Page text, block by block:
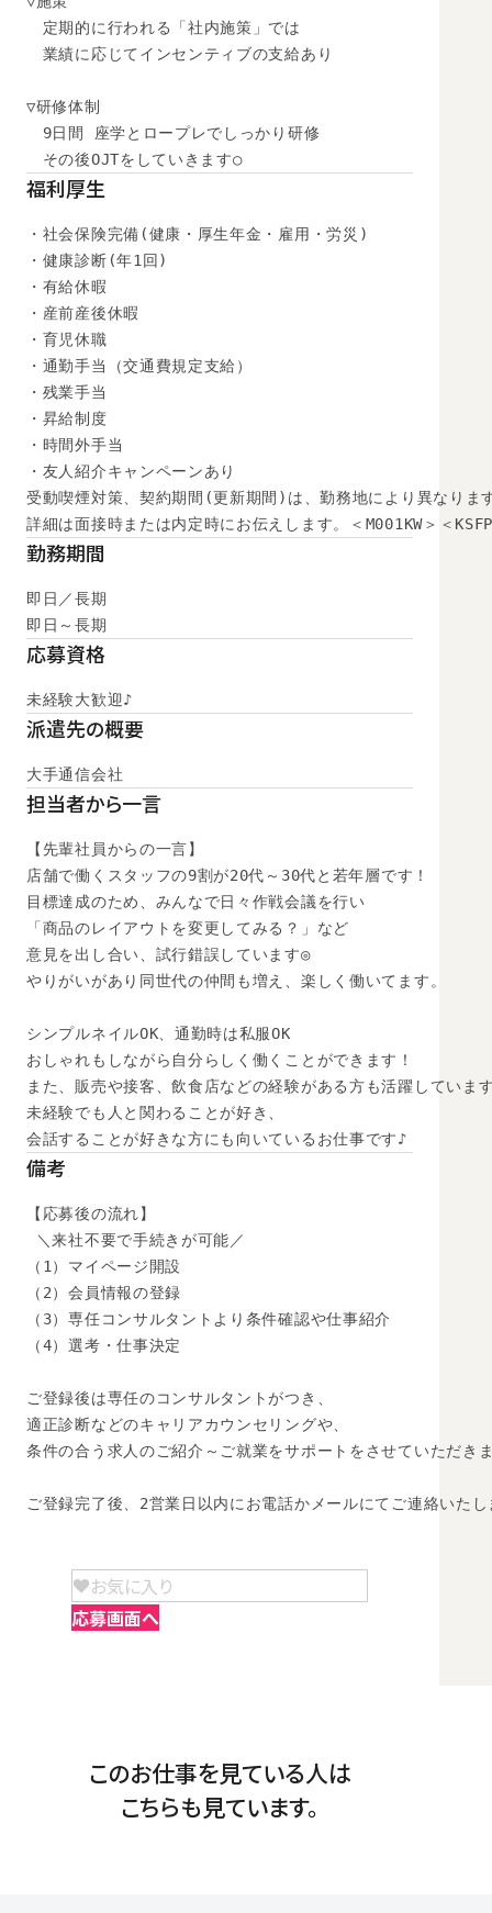
定期的に行われる「社内施策」では
業績に応じてインセンティブの支給あり
▽研修体制
9日間 座学とロープレでしっかり研修
その後OJTをしていきます○
福利厚生
・社会保険完備(健康・厚生年金・雇用・労災)
・健康診断(年1回)
・有給休暇
・産前産後休暇
・育児休職
・通勤手当（交通費規定支給）
・残業手当
・昇給制度
・時間外手当
・友人紹介キャンペーンあり
受動喫煙対策、契約期間(更新期間)は、勤務地により異なりま
詳細は面接時または内定時にお伝えします。＜M001KW＞＜
勤務期間
即日／長期
即日～長期
応募資格
未経験大歓迎♪
派遣先の概要
大手通信会社
担当者から一言
【先輩社員からの一言】
店舗で働くスタッフの9割が20代～30代と若年層です！
目標達成のため、みんなで日々作戦会議を行い
「商品のレイアウトを変更してみる？」など
意見を出し合い、試行錯誤しています◎
やりがいがあり同世代の仲間も増え、楽しく働いてます。
シンプルネイルOK、通勤時は私服OK
おしゃれもしながら自分らしく働くことができます！
また、販売や接客、飲食店などの経験がある方も活躍していま
未経験でも人と関わることが好き、
会話することが好きな方にも向いているお仕事です♪
備考
【応募後の流れ】
＼来社不要で手続きが可能／
（1）マイページ開設
（2）会員情報の登録
（3）専任コンサルタントより条件確認や仕事紹介
（4）選考・仕事決定
ご登録後は専任のコンサルタントがつき、
適正診断などのキャリアカウンセリングや、
条件の合う求人のご紹介～ご就業をサポートをさせていただき
ご登録完了後、2営業日以内にお電話かメールにてご連絡いたし
お気に入り
応募画面へ
このお仕事を見ている人は
こちらも見ています。